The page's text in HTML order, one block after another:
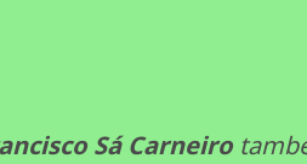
Sá Carneiro